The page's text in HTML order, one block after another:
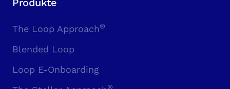
Produkte
The Loop Approach®
Blended Loop
Loop E-Onboarding
®